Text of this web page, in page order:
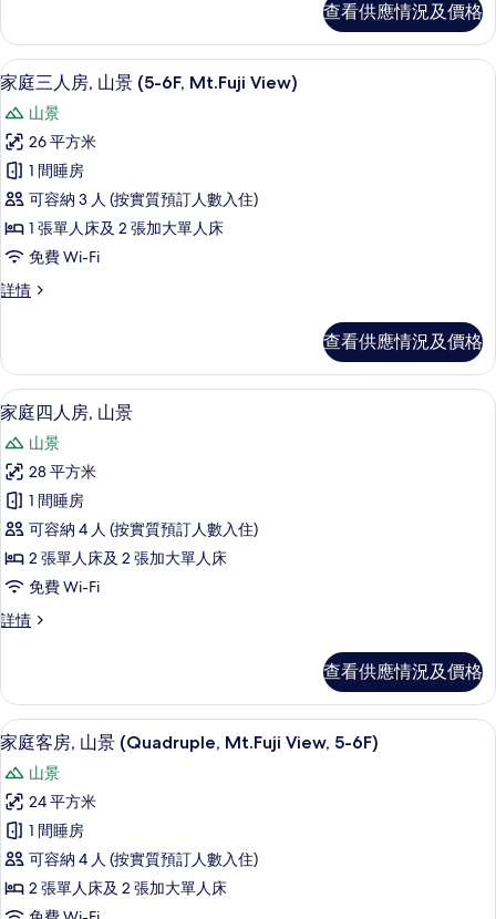
景
的
相
片
房,
山
景
詳
情
查看供應情況及價格
載
入
所
有
家
庭
三
房,
景
(5-
6F,
Mt.Fuji
View)
的
相
片
6
家庭三人房, 山景 (5-6F, Mt.Fuji View)
山景
26 平方米
1 間睡房
可容納 3 人 (按實質預訂人數入住)
1 張單人床及 2 張加大單人床
免費 Wi-Fi
詳情
家
房,
山
景
(5-
6F,
Mt.Fuji
View)
詳
情
查看供應情況及價格
載
入
所
有
家
庭
四
房,
景
的
相
片
5
家庭四人房, 山景
山景
28 平方米
1 間睡房
可容納 4 人 (按實質預訂人數入住)
2 張單人床及 2 張加大單人床
免費 Wi-Fi
詳情
家
房,
山
景
詳
情
查看供應情況及價格
載
入
所
有
家
庭
客
7
家庭客房, 山景 (Quadruple, Mt.Fuji View, 5-6F)
山景
24 平方米
1 間睡房
可容納 4 人 (按實質預訂人數入住)
2 張單人床及 2 張加大單人床